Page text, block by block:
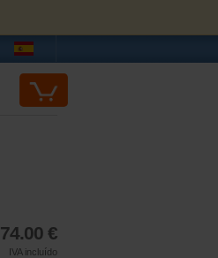
74.00 €
IVA incluído